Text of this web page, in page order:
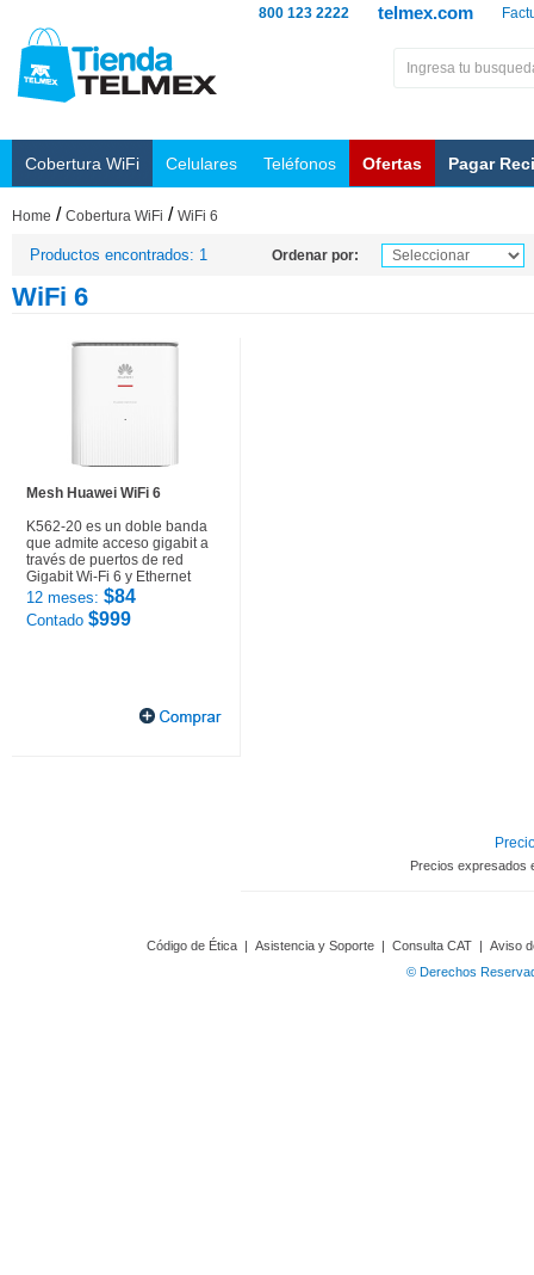
telmex.com
800 123 2222
Cobertura WiFi Celulares Teléfonos Ofertas Pagar
Home / Cobertura WiFi / WiFi 6
Productos encontrados: 1 Ordenar por:
WiFi 6
Mesh Huawei WiFi 6
K562-20 es un doble banda
que admite acceso gigabit a
través de puertos de red
Gigabit Wi-Fi 6 y Ethernet
12 meses: $84
Contado $999
Precios expresados
Código de Ética | Asistencia y Soporte | Consulta CAT | Aviso
© Derechos